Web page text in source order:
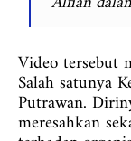
Video tersebut
Salah satunya
Putrawan.
meresahkan